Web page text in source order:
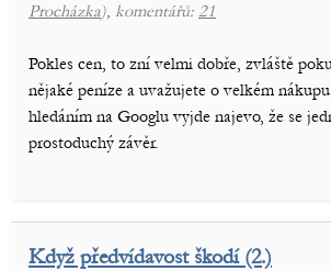
Procházka), komentářů: 21
Pokles cen, to zní velmi dobře, zvláště
nějaké peníze a uvažujete o velkém
hledáním na Googlu vyjde najevo, že se
prostoduchý závěr.
Když předvídavost škodí (2.)